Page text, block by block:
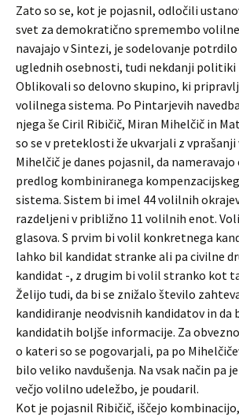
Zato so se, kot je pojasnil, odločili
svet za demokratično spremembo
navajajo v Sintezi, je sodelovanje potrdilo
uglednih osebnosti, tudi nekdanji politiki
Oblikovali so delovno skupino, ki
volilnega sistema. Po Pintarjevih
njega še Ciril Ribičič, Miran Mihelčič in
so se v preteklosti že ukvarjali z
Mihelčič je danes pojasnil, da
predlog kombiniranega
sistema. Sistem bi imel 44 volilnih
razdeljeni v približno 11 volilnih enot.
glasova. S prvim bi volil konkretnega
lahko bil kandidat stranke ali pa civilne
kandidat -, z drugim bi volil stranko kot
Želijo tudi, da bi se znižalo število
kandidiranje neodvisnih kandidatov in da
kandidatih boljše informacije. Za
o kateri so se pogovarjali, pa po
bilo veliko navdušenja. Na vsak način pa
večjo volilno udeležbo, je poudaril.
Kot je pojasnil Ribičič, iščejo